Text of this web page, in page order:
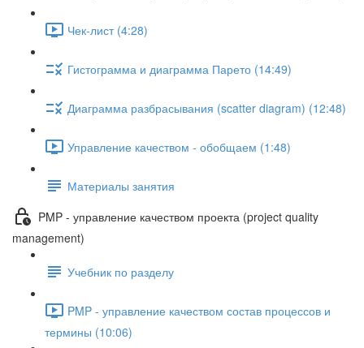
Чек-лист (4:28)
Гистограмма и диаграмма Парето (14:49)
Диаграмма разбрасывания (scatter diagram) (12:48)
Управление качеством - обобщаем (1:48)
Материалы занятия
PMP - управление качеством проекта (project quality
management)
Учебник по разделу
PMP - управление качеством состав процессов и
термины (10:06)